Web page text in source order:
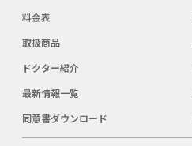
料金表
取扱商品
ドクター紹介
最新情報一覧
同意書ダウンロード